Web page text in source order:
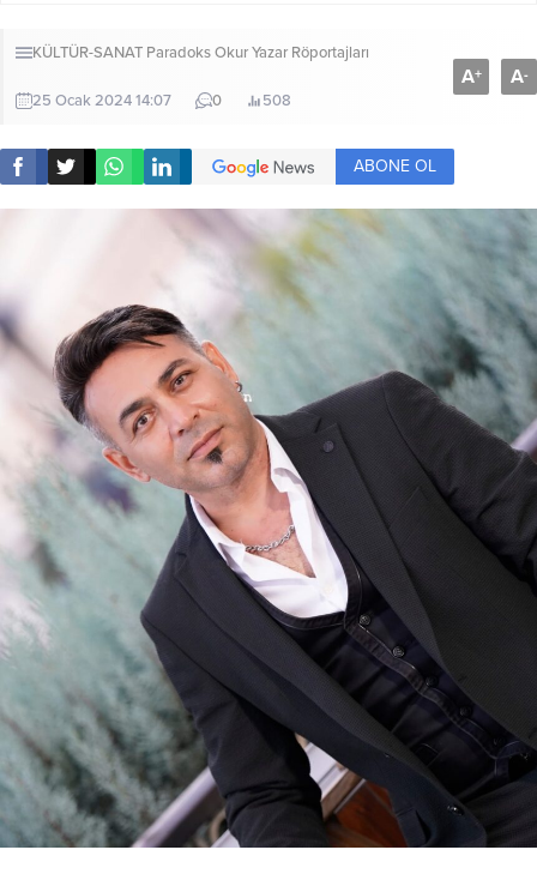
KÜLTÜR-SANAT Paradoks Okur Yazar Röportajları
25 Ocak 2024 14:07 0 508
A+ A-
ABONE OL